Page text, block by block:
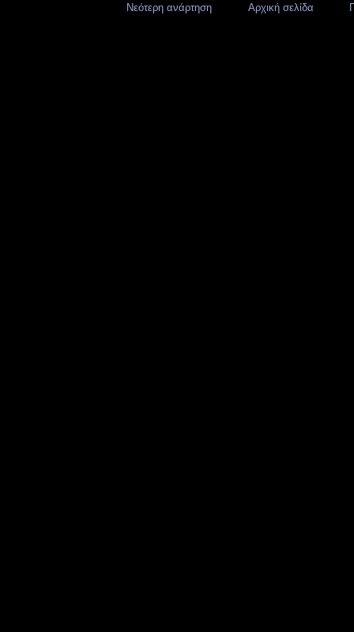
Νεότερη ανάρτηση Αρχική σελίδα